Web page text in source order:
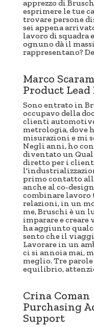
apprezzo di
esprimere le tue
trovare persone
sei appena
lavoro di squadra
ognuno dà il
rappresentano?
Marco
Product
Sono entrato in
occupavo della
clienti
metrologia, dove
misurazioni e mi
Negli anni, ho
diventato un
diretto per i
primo contatto
anche al co-
combinare lavoro
relazioni, in un
me, Bruschi è un
imparare e creare
ha aggiunto
sento che il
Lavorare in un
ci si annoia mai,
meglio. Tre
equilibrio,
Crina Coman
Purchasing
Support